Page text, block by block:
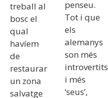
treball al
bosc el
qual
havíem
de
restaurar
un zona
salvatge
penseu.
Tot i que
els
alemanys
son més
introvertits
i més
‘seus’,